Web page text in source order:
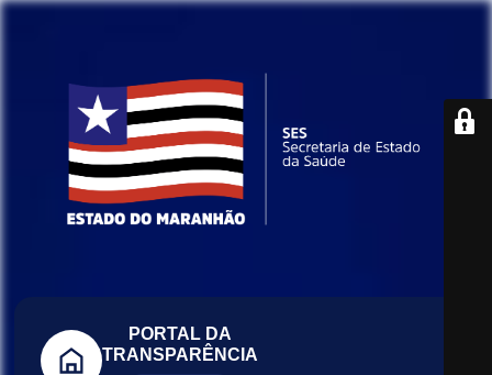
PORTAL DA
TRANSPARÊNCIA